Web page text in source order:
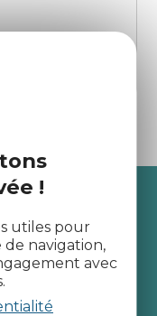
!
utiles pour
navigation,
avec
des